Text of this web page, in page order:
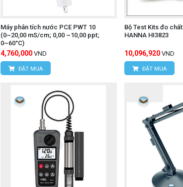
Máy phân tích nước PCE PWT 10
(0~20,00 mS/cm; 0,00 ~10,00 ppt;
0~60°C)
4,760,000 VND
ĐẶT MUA
Bộ Test Kits đo
HANNA HI3823
10,096,920 VND
ĐẶT MUA